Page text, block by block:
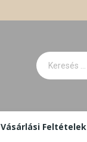
Vásárlási Feltételek